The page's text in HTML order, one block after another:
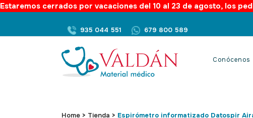
Estaremos cerrados por vacaciones del 10 al 23 de agosto, los
935 044 551 679 800 589
Conócenos
Home > Tienda > Espirómetro informatizado Datospir